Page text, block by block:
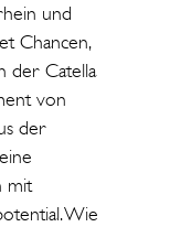
und
Chancen,
der Catella
von
der
mit
Wie